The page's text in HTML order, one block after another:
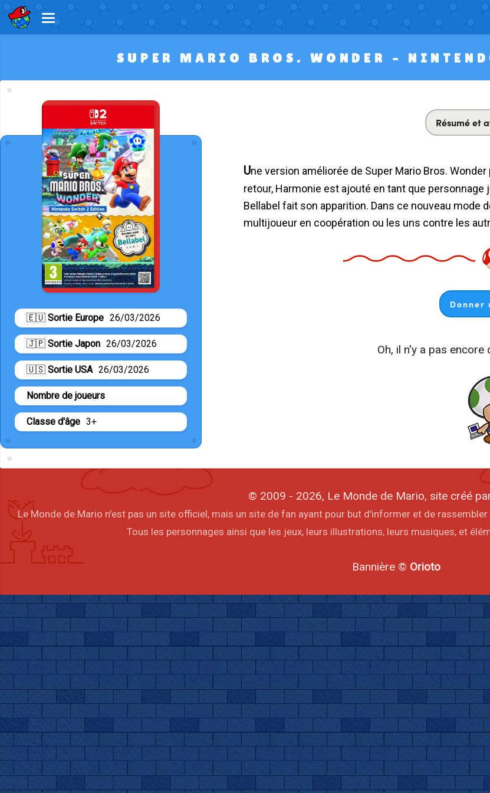
SUPER MARIO BROS. WONDER –
🇪🇺 Sortie Europe 26/03/2026
🇯🇵 Sortie Japon 26/03/2026
🇺🇸 Sortie USA 26/03/2026
Nombre de joueurs
Classe d'âge 3+
Résumé et
Une version améliorée de Super Mario Bros. Wonder pour la Nintendo Switch 2 ! Les Koopalings font leur
retour, Harmonie est ajouté en tant que
Bellabel fait son apparition. Dans ce nouveau
multijoueur en coopération ou les uns contre les
Donner
Oh, il n'y a pas
© 2009 - 2026, Le Monde de Mario, site créé
Le Monde de Mario n'est pas un site officiel, mais un site de fan ayant pour but d'informer et de
Tous les personnages ainsi que les jeux, leurs illustrations, leurs musiques, et
Bannière © Orioto